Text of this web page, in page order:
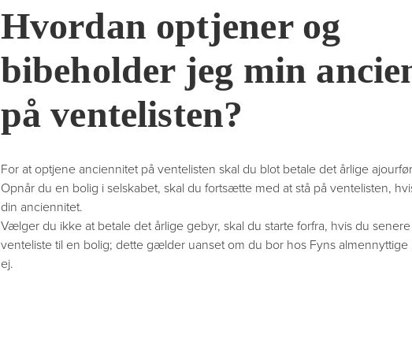
Hvordan optjener og
bibeholder jeg min
på ventelisten?
For at optjene anciennitet på ventelisten skal du blot betale det årlige
Opnår du en bolig i selskabet, skal du fortsætte med at stå på ventelisten,
din anciennitet.
Vælger du ikke at betale det årlige gebyr, skal du starte forfra, hvis du
venteliste til en bolig; dette gælder uanset om du bor hos Fyns almennyttige
ej.